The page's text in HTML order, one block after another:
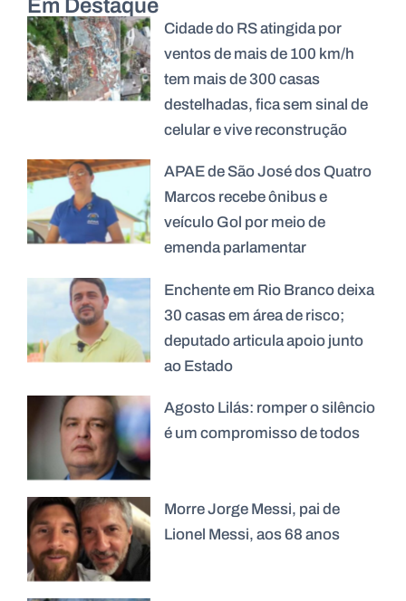
Em Destaque
Cidade do RS atingida por
ventos de mais de 100 km/h
tem mais de 300 casas
destelhadas, fica sem sinal de
celular e vive reconstrução
APAE de São José dos Quatro
Marcos recebe ônibus e
veículo Gol por meio de
emenda parlamentar
Enchente em Rio Branco deixa
30 casas em área de risco;
deputado articula apoio junto
ao Estado
Agosto Lilás: romper o silêncio
é um compromisso de todos
Morre Jorge Messi, pai de
Lionel Messi, aos 68 anos